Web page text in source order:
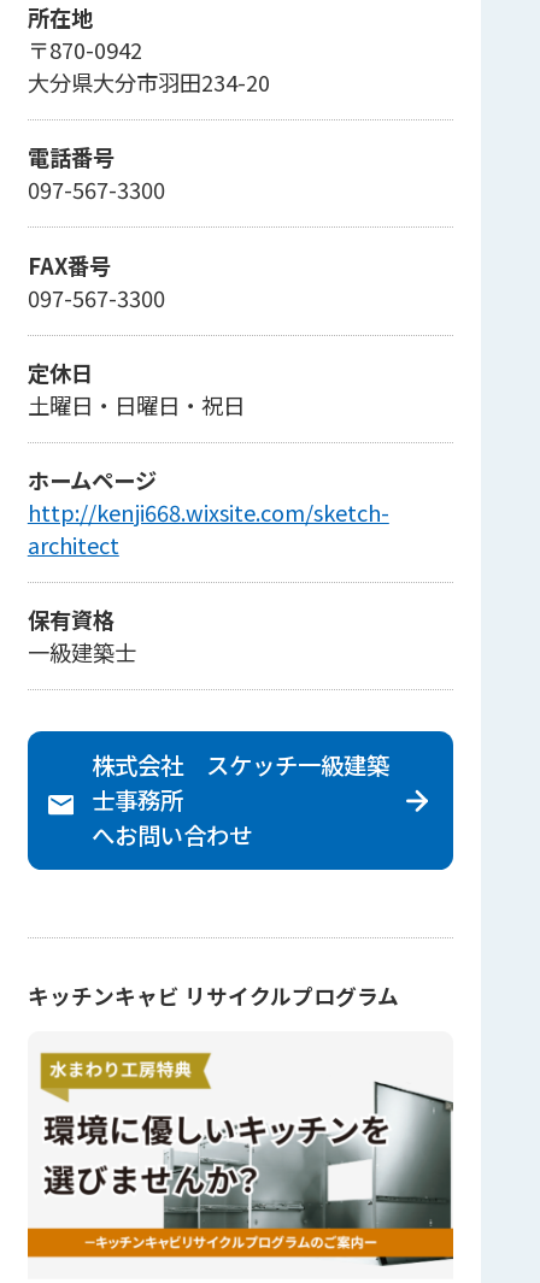
所在地
〒870-0942
大分県大分市羽田234-20
電話番号
097-567-3300
FAX番号
097-567-3300
定休日
土曜日・日曜日・祝日
ホームページ
http://kenji668.wixsite.com/sketch-
architect
保有資格
一級建築士
株式会社 スケッチ一級建築
士事務所
へお問い合わせ
キッチンキャビ リサイクルプログラム